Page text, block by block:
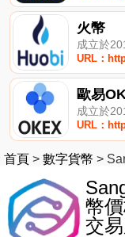
火幣
成立於
URL：
歐易
成立於
URL：
首頁 > 數字貨幣 >
幣
交